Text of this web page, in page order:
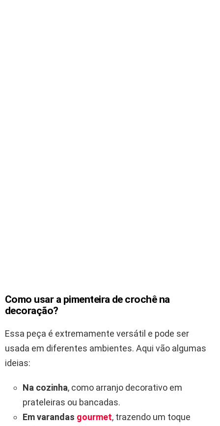
Como usar a pimenteira de crochê na
decoração?
Essa peça é extremamente versátil e pode ser
usada em diferentes ambientes. Aqui vão algumas
ideias:
Na cozinha, como arranjo decorativo em
prateleiras ou bancadas.
Em varandas gourmet, trazendo um toque